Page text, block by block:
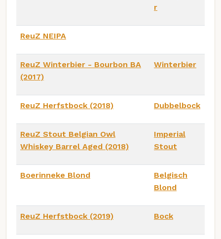
r
ReuZ NEIPA
ReuZ Winterbier - Bourbon BA
(2017)
Winterbier
ReuZ Herfstbock (2018) Dubbelbock
ReuZ Stout Belgian Owl
Whiskey Barrel Aged (2018)
Imperial
Stout
Boerinneke Blond
Belgisch
Blond
ReuZ Herfstbock (2019) Bock